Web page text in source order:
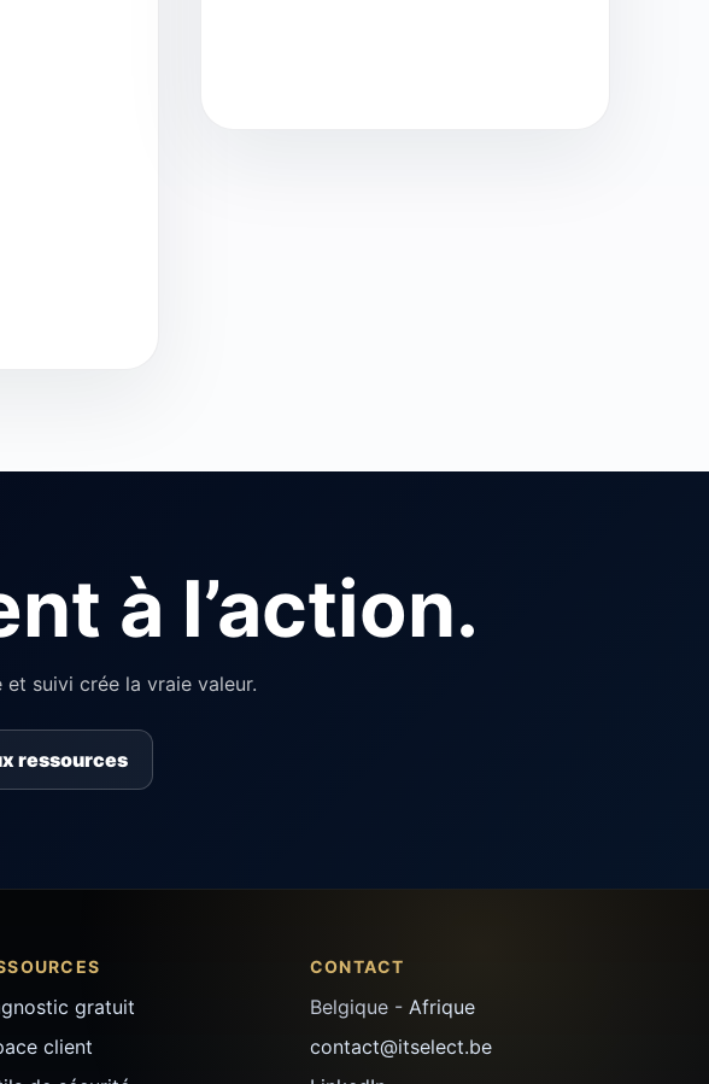
à l’action.
suivi crée la vraie valeur.
ressources
gratuit
client
CONTACT
Belgique - Afrique
contact@itselect.be